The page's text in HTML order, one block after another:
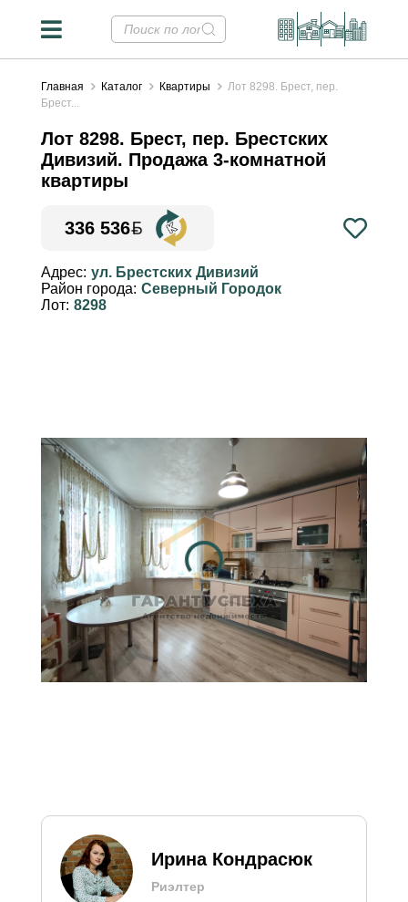
Главная Каталог Квартиры
Лот 8298. Брест, пер.
Брест...
Лот 8298. Брест, пер. Брестских
Дивизий. Продажа 3-комнатной
квартиры
336 536
Конвертер валют ✕
Курсы НБРБ на 06.08.2026
рассчитана на основе
официальных курсов НБ РБ
на текущую дату и
предоставлена справочно
для удобства восприятия
цен, в том числе
иностранными гражданами.
Адрес: ул. Брестских Дивизий
Район города: Северный Городок
Лот: 8298
Ирина Кондрасюк
Риэлтер